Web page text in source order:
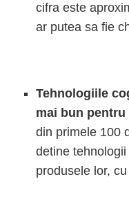
cifra este
ar putea sa fie
Tehnologiile
mai bun
din primele 100
detine
produsele lor,